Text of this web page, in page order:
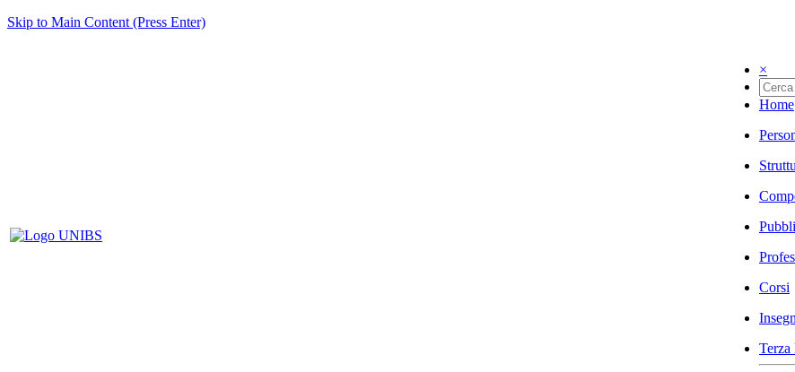
Skip to Main Content (Press Enter)
×
Home
Corsi
Terza